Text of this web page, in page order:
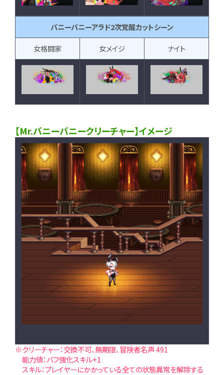
バニーバニーアラド2次覚醒カットシーン
女格闘家 女メイジ ナイト
【Mr.バニーバニークリーチャー】イメージ
※クリーチャー：交換不可、無期限、冒険者名声 491
能力値：バフ強化スキル+1
スキル：プレイヤーにかかっている全ての状態異常を解除する